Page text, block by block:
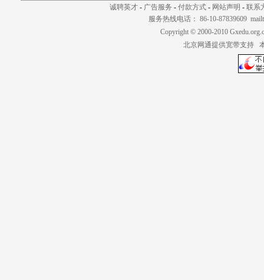
诚聘英才- 广告服务 - 付款方式- 网站声明 - 联系
服务热线电话： 86-10-87839609
Copyright © 2000-2010
北京网通提供宽带支持